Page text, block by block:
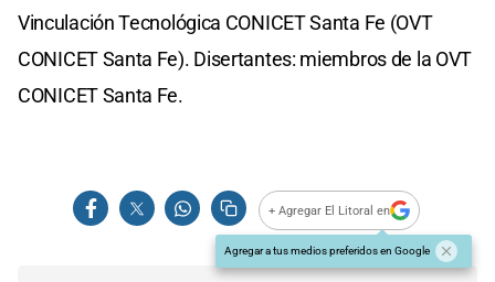
Vinculación Tecnológica CONICET Santa Fe (OVT
CONICET Santa Fe). Disertantes: miembros de la OVT
CONICET Santa Fe.
+ Agregar El Litoral en
Agregar a tus medios preferidos en Google